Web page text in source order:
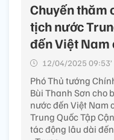
Chuyến thăm
tịch nước
đến Việt Nam
12/04/2025 09:53’
Phó Thủ tướng
Bùi Thanh Sơn cho
nước đến Việt Nam
Trung Quốc Tập
tác động lâu dài